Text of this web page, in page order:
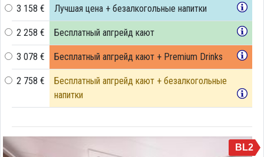
3 158 € Лучшая цена + безалкогольные напитки
2 258 € Бесплатный апгрейд кают
3 078 € Бесплатный апгрейд кают + Premium Drinks
2 758 €
Бесплатный апгрейд кают + безалкогольные
напитки
BL2